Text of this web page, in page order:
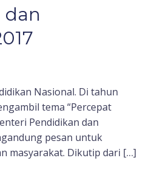
dan
Nasional. Di tahun
tema “Percepat
Pendidikan dan
pesan untuk
masyarakat. Dikutip dari […]